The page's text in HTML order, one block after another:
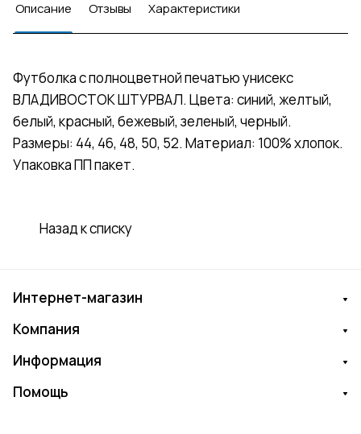
Описание Отзывы Характеристики
Футболка с полноцветной печатью унисекс
ВЛАДИВОСТОК ШТУРВАЛ. Цвета: синий, желтый,
белый, красный, бежевый, зеленый, черный.
Размеры: 44, 46, 48, 50, 52. Материал: 100% хлопок.
Упаковка ПП пакет.
Назад к списку
Интернет-магазин
Компания
Информация
Помощь